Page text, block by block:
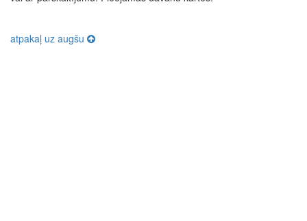
atpakaļ uz augšu